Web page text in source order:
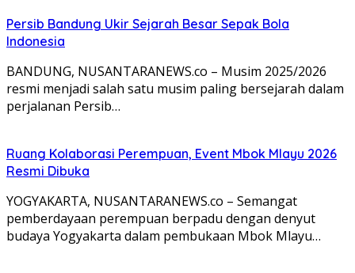
Persib Bandung Ukir Sejarah Besar Sepak Bola
Indonesia
BANDUNG, NUSANTARANEWS.co – Musim 2025/2026
resmi menjadi salah satu musim paling bersejarah dalam
perjalanan Persib…
Ruang Kolaborasi Perempuan, Event Mbok Mlayu 2026
Resmi Dibuka
YOGYAKARTA, NUSANTARANEWS.co – Semangat
pemberdayaan perempuan berpadu dengan denyut
budaya Yogyakarta dalam pembukaan Mbok Mlayu…